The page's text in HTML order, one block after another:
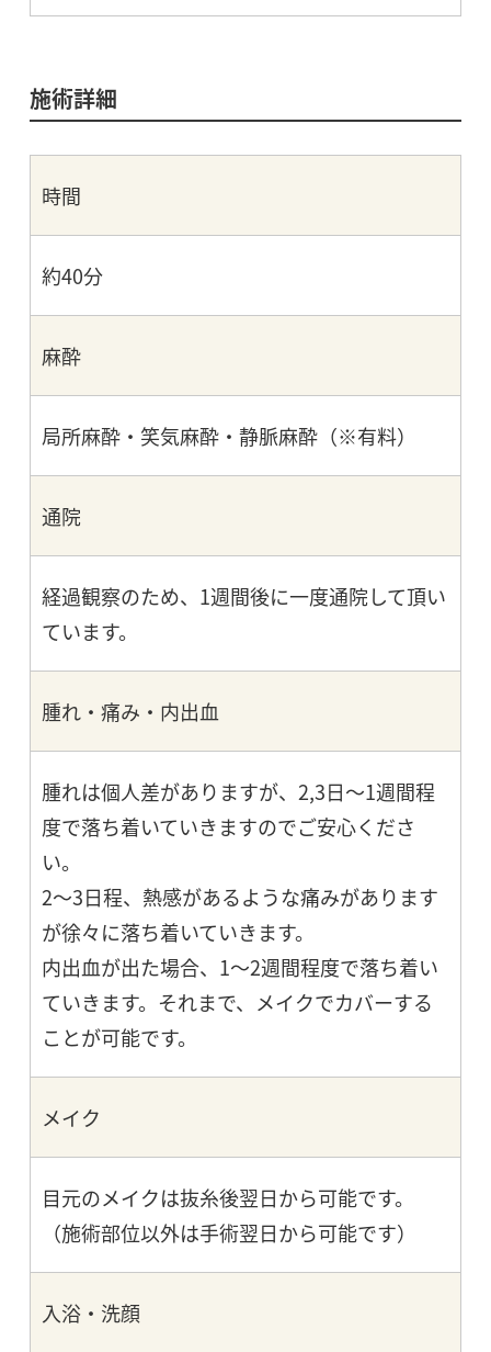
施術詳細
時間
約40分
麻酔
局所麻酔・笑気麻酔・静脈麻酔（※有料）
通院
経過観察のため、1週間後に一度通院して頂い
ています。
腫れ・痛み・内出血
腫れは個人差がありますが、2,3日～1週間程
度で落ち着いていきますのでご安心くださ
い。
2～3日程、熱感があるような痛みがあります
が徐々に落ち着いていきます。
内出血が出た場合、1～2週間程度で落ち着い
ていきます。それまで、メイクでカバーする
ことが可能です。
メイク
目元のメイクは抜糸後翌日から可能です。
（施術部位以外は手術翌日から可能です）
入浴・洗顔